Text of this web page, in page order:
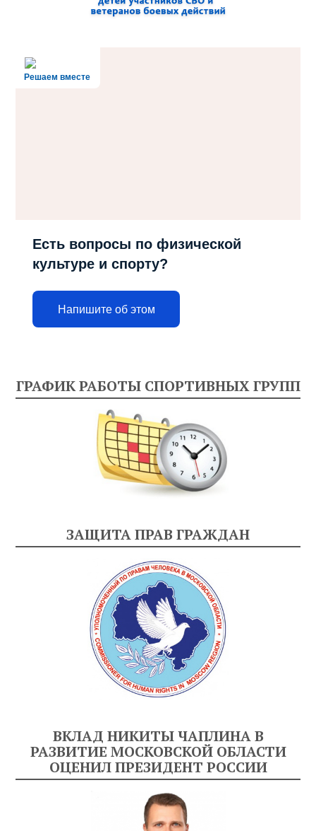
Решаем вместе
Есть вопросы по физической
культуре и спорту?
Напишите об этом
ГРАФИК РАБОТЫ СПОРТИВНЫХ ГРУПП
ЗАЩИТА ПРАВ ГРАЖДАН
ВКЛАД НИКИТЫ ЧАПЛИНА В
РАЗВИТИЕ МОСКОВСКОЙ ОБЛАСТИ
ОЦЕНИЛ ПРЕЗИДЕНТ РОССИИ